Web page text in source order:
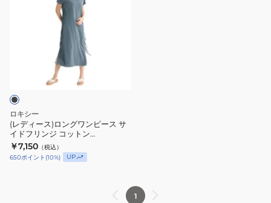
25SPRPT251078PNK
ワ
ン
ピ
ー
ス
ロキシー
(レディース)ロングワンピース サ
イドフリンジ コットン
LABYRINTH DRESS
25SURDR252031BBK
￥7,150 （税込）
650ポイント (10%) UP
1